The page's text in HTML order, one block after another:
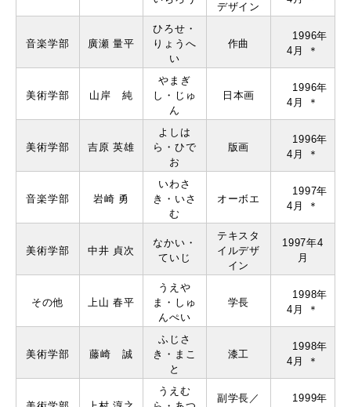
デザイン
音楽学部 廣瀬 量平
ひろせ・
りょうへ
い
作曲
1996年
4月 ＊
美術学部 ⼭岸 純
やまぎ
し・じゅ
ん
⽇本画
1996年
4月 ＊
美術学部 吉原 英雄
よしは
ら・ひで
お
版画
1996年
4月 ＊
音楽学部 岩崎 勇
いわさ
き・いさ
む
オーボエ
1997年
4月 ＊
美術学部 中井 貞次
なかい・
ていじ
テキスタ
イルデザ
イン
1997年4
月
その他 上⼭ 春平
うえや
ま・しゅ
んぺい
学⻑
1998年
4月 ＊
美術学部 藤崎 誠
ふじさ
き・まこ
と
漆⼯
1998年
4月 ＊
うえむ
副学長／
1999年